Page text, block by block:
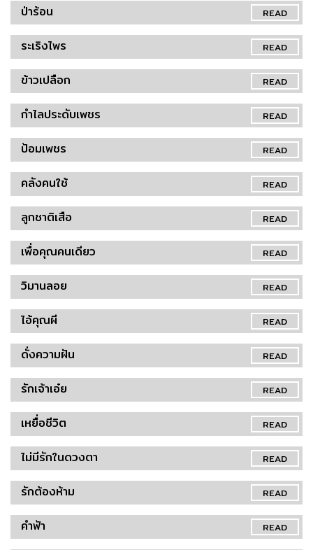
READ
ป่าร้อน
READ
ระเริงไพร
READ
ข้าวเปลือก
READ
กำไลประดับเพชร
READ
ป้อมเพชร
READ
คลังคนใช้
READ
ลูกชาติเสือ
READ
เพื่อคุณคนเดียว
READ
วิมานลอย
READ
ไอ้คุณผี
READ
ดั่งความฝัน
READ
รักเจ้าเอ๋ย
READ
เหยื่อชีวิต
READ
ไม่มีรักในดวงตา
READ
รักต้องห้าม
READ
คำฟ้า